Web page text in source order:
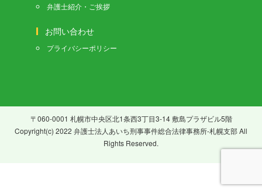
弁護士紹介・ご挨拶
お問い合わせ
プライバシーポリシー
〒060-0001 札幌市中央区北1条西3丁目3-14 敷島プラザビル5階
Copyright(c) 2022 弁護士法人あいち刑事事件総合法律事務所-札幌支部 All
Rights Reserved.